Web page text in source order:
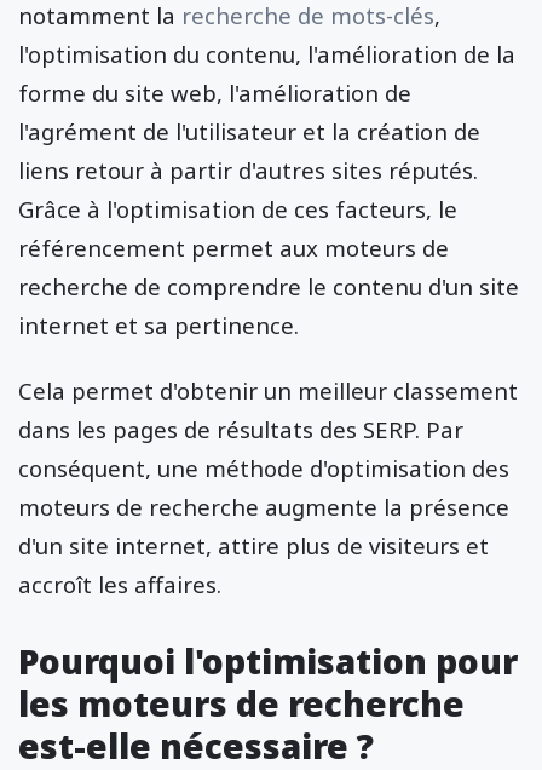
notamment la recherche de mots-clés,
l'optimisation du contenu, l'amélioration de la
forme du site web, l'amélioration de
l'agrément de l'utilisateur et la création de
liens retour à partir d'autres sites réputés.
Grâce à l'optimisation de ces facteurs, le
référencement permet aux moteurs de
recherche de comprendre le contenu d'un site
internet et sa pertinence.
Cela permet d'obtenir un meilleur classement
dans les pages de résultats des SERP. Par
conséquent, une méthode d'optimisation des
moteurs de recherche augmente la présence
d'un site internet, attire plus de visiteurs et
accroît les affaires.
Pourquoi l'optimisation pour
les moteurs de recherche
est-elle nécessaire ?